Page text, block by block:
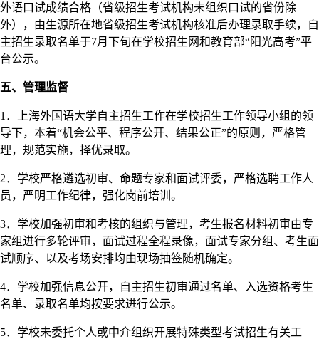
外语口试成绩合格（省级招生考试机构未组织口试的省份除
外），由生源所在地省级招生考试机构核准后办理录取手续，自
主招生录取名单于7月下旬在学校招生网和教育部“阳光高考”平
台公示。
五、管理监督
1．上海外国语大学自主招生工作在学校招生工作领导小组的领
导下，本着“机会公平、程序公开、结果公正”的原则，严格管
理，规范实施，择优录取。
2．学校严格遴选初审、命题专家和面试评委，严格选聘工作人
员，严明工作纪律，强化岗前培训。
3．学校加强初审和考核的组织与管理，考生报名材料初审由专
家组进行多轮评审，面试过程全程录像，面试专家分组、考生面
试顺序、以及考场安排均由现场抽签随机确定。
4．学校加强信息公开，自主招生初审通过名单、入选资格考生
名单、录取名单均按要求进行公示。
5．学校未委托个人或中介组织开展特殊类型考试招生有关工